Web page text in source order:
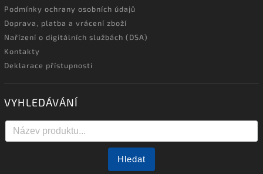
Podmínky ochrany osobních údajů
Doprava, platba a vrácení zboží
Nařízení o digitálních službách (DSA)
Kontakty
Deklarace přístupnosti
VYHLEDÁVÁNÍ
Hledat